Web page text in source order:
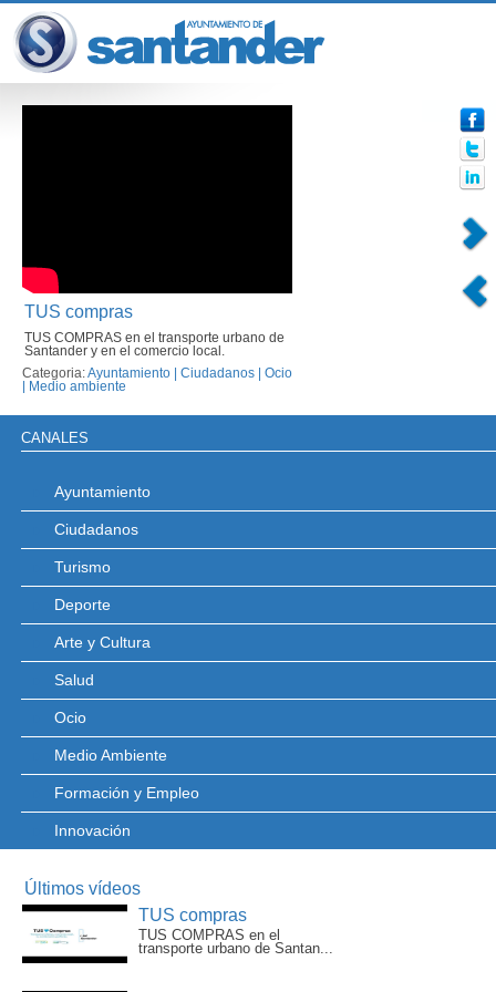
TUS compras
TUS COMPRAS en el transporte urbano de
Santander y en el comercio local.
Categoria:Ayuntamiento Ciudadanos
Ocio
Medio ambiente
CANALES
Ayuntamiento
Ciudadanos
Turismo
Deporte
Arte y Cultura
Salud
Ocio
Medio Ambiente
Formación y Empleo
Innovación
Últimos vídeos
TUS compras
TUS COMPRAS en el
transporte urbano de Santan...